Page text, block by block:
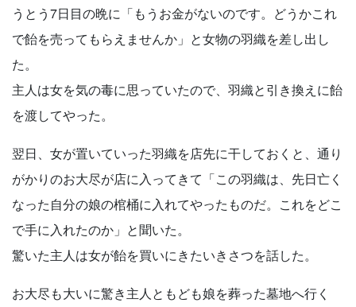
うとう7日目の晩に「もうお金がないのです。どうかこれ
で飴を売ってもらえませんか」と女物の羽織を差し出し
た。
主人は女を気の毒に思っていたので、羽織と引き換えに飴
を渡してやった。
翌日、女が置いていった羽織を店先に干しておくと、通り
がかりのお大尽が店に入ってきて「この羽織は、先日亡く
なった自分の娘の棺桶に入れてやったものだ。これをどこ
で手に入れたのか」と聞いた。
驚いた主人は女が飴を買いにきたいきさつを話した。
お大尽も大いに驚き主人ともども娘を葬った墓地へ行く